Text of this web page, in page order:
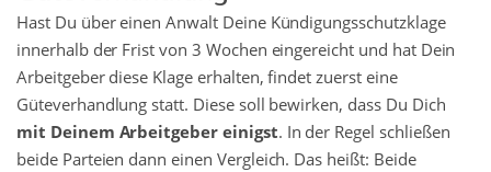
Hast Du über einen Anwalt Deine Kündigungsschutzklage
innerhalb der Frist von 3 Wochen eingereicht und hat Dein
Arbeitgeber diese Klage erhalten, findet zuerst eine
Güteverhandlung statt. Diese soll bewirken, dass Du Dich
mit Deinem Arbeitgeber einigst. In der Regel schließen
beide Parteien dann einen Vergleich. Das heißt: Beide